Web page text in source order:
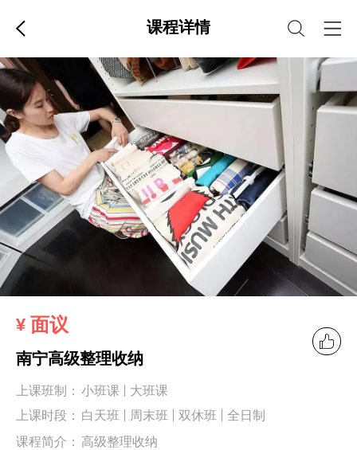
课程详情
¥ 面议
南宁高级整理收纳
上课班制： 小班课
大班课
上课时段： 白天班 周末班 双休班
全日制
课程简介： 高级整理收纳